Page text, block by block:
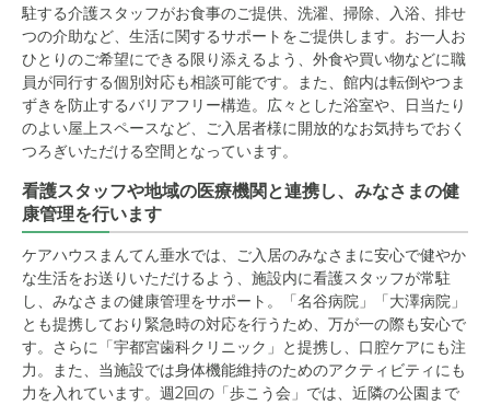
駐する介護スタッフがお食事のご提供、洗濯、掃除、入浴、排せ
つの介助など、生活に関するサポートをご提供します。お一人お
ひとりのご希望にできる限り添えるよう、外食や買い物などに職
員が同行する個別対応も相談可能です。また、館内は転倒やつま
ずきを防止するバリアフリー構造。広々とした浴室や、日当たり
のよい屋上スペースなど、ご入居者様に開放的なお気持ちでおく
つろぎいただける空間となっています。
看護スタッフや地域の医療機関と連携し、みなさまの健
康管理を行います
ケアハウスまんてん垂水では、ご入居のみなさまに安心で健やか
な生活をお送りいただけるよう、施設内に看護スタッフが常駐
し、みなさまの健康管理をサポート。「名谷病院」「大澤病院」
とも提携しており緊急時の対応を行うため、万が一の際も安心で
す。さらに「宇都宮歯科クリニック」と提携し、口腔ケアにも注
力。また、当施設では身体機能維持のためのアクティビティにも
力を入れています。週2回の「歩こう会」では、近隣の公園まで